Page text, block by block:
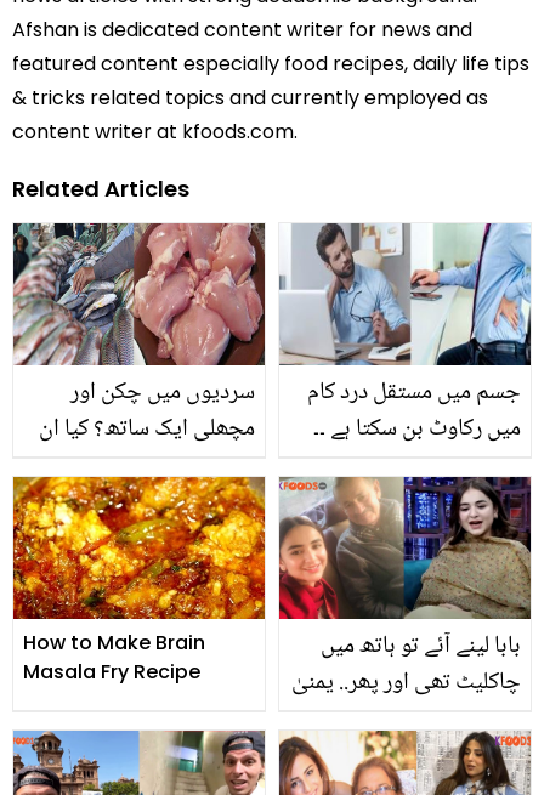
Afshan is dedicated content writer for news and
featured content especially food recipes, daily life tips
& tricks related topics and currently employed as
content writer at kfoods.com.
Related Articles
سردیوں میں چکن اور
مچھلی ایک ساتھ؟ کیا ان
نقصان زیادہ ہو سکتا ہے؟
جسم میں مستقل درد کام
میں رکاوٹ بن سکتا ہے ۔۔
طریقے اپنا کر اس درد سے
چھٹکارا پایا جا سکتا ہے؟
How to Make Brain
Masala Fry Recipe
بابا لینے آئے تو ہاتھ میں
چاکلیٹ تھی اور پھر.. یمنیٰ
لمحات کون سے ہیں؟